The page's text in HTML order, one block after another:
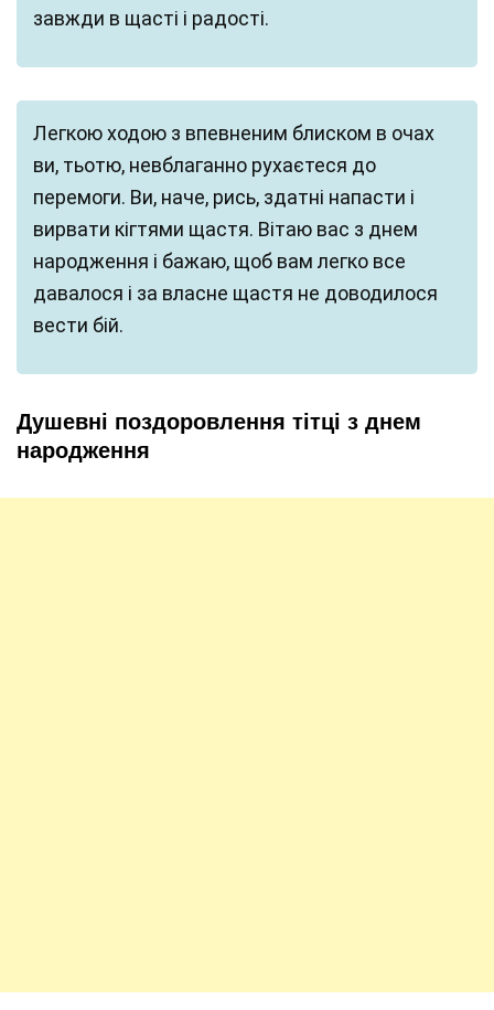
завжди в щасті і радості.
Легкою ходою з впевненим блиском в очах
ви, тьотю, невблаганно рухаєтеся до
перемоги. Ви, наче, рись, здатні напасти і
вирвати кігтями щастя. Вітаю вас з днем
народження і бажаю, щоб вам легко все
давалося і за власне щастя не доводилося
вести бій.
Душевні поздоровлення тітці з днем
народження